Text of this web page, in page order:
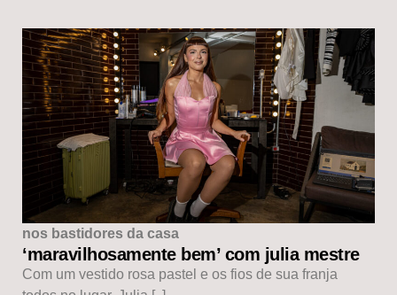
nos bastidores da casa
‘maravilhosamente bem’ com julia mestre
Com um vestido rosa pastel e os fios de sua franja